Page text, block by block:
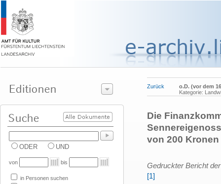
ODER UND
von bis
in Personen suchen
Zurück
o.D. (vor dem
Kategorie:
Die
von 200
Gedruckter Bericht
[1]